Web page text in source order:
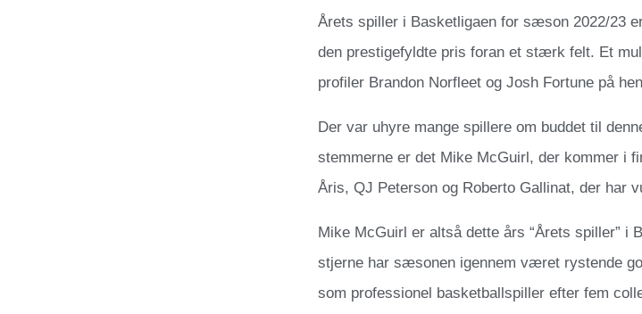
Årets spiller i Basketligaen for sæson 2022/23
den prestigefyldte pris foran et stærk felt. Et
profiler Brandon Norfleet og Josh Fortune på
Der var uhyre mange spillere om buddet til
stemmerne er det Mike McGuirl, der kommer i
Åris, QJ Peterson og Roberto Gallinat, der har
Mike McGuirl er altså dette års “Årets spiller”
stjerne har sæsonen igennem været rystende
som professionel basketballspiller efter fem